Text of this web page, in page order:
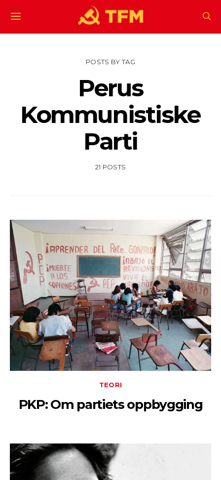
POSTS BY TAG
Perus
Kommunistiske
Parti
21 POSTS
TEORI
PKP: Om partiets oppbygging